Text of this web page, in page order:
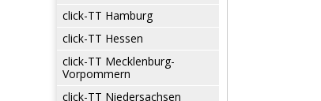
click-TT Hamburg
click-TT Hessen
click-TT Mecklenburg-
Vorpommern
click-TT Niedersachsen